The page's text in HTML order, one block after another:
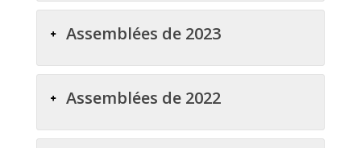
Assemblées de 2023
Assemblées de 2022